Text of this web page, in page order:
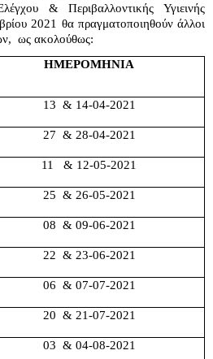
& Περιβαλλοντικής Υγιεινής
2021 θα πραγματοποιηθούν άλλοι
ως ακολούθως:
ΗΜΕΡΟΜΗΝΙΑ
13  & 14-04-2021
27  & 28-04-2021
11   & 12-05-2021
25  & 26-05-2021
08  & 09-06-2021
22  & 23-06-2021
06  & 07-07-2021
20  & 21-07-2021
03  & 04-08-2021